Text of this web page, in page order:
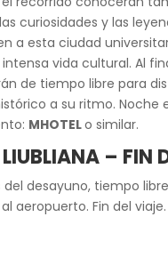
curiosidades y las
a esta ciudad
vida cultural. Al
de tiempo libre para
a su ritmo. Noche
MHOTELo similar.
– FIN
del desayuno, tiempo
aeropuerto. Fin del viaje.